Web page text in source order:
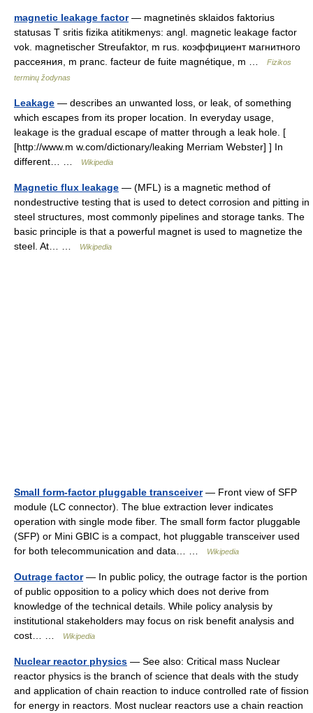
magnetic leakage factor— magnetinės sklaidos faktorius
statusas T sritis fizika atitikmenys: angl. magnetic leakage factor
vok. magnetischer Streufaktor, m rus. коэффициент магнитного
рассеяния, m pranc. facteur de fuite magnétique, m …
Fizikos
terminų žodynas
Leakage — describes an unwanted loss, or leak, of something
which escapes from its proper location. In everyday usage,
leakage is the gradual escape of matter through a leak hole. [
[http://www.m w.com/dictionary/leaking Merriam Webster] ] In
different… …
Wikipedia
Magnetic flux leakage — (MFL) is a magnetic method of
nondestructive testing that is used to detect corrosion and pitting in
steel structures, most commonly pipelines and storage tanks. The
basic principle is that a powerful magnet is used to magnetize the
steel. At… …
Wikipedia
Small form-factor pluggable transceiver— Front view of SFP
module (LC connector). The blue extraction lever indicates
operation with single mode fiber. The small form factor pluggable
(SFP) or Mini GBIC is a compact, hot pluggable transceiver used
for both telecommunication and data… …
Wikipedia
Outrage factor— In public policy, the outrage factor is the portion
of public opposition to a policy which does not derive from
knowledge of the technical details. While policy analysis by
institutional stakeholders may focus on risk benefit analysis and
cost… …
Wikipedia
Nuclear reactor physics — See also: Critical mass Nuclear
reactor physics is the branch of science that deals with the study
and application of chain reaction to induce controlled rate of fission
for energy in reactors. Most nuclear reactors use a chain reaction